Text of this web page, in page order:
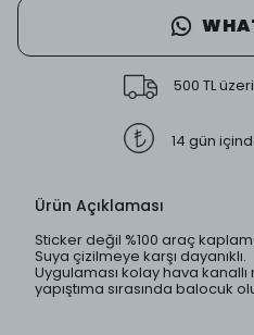
500 TL
14 gün
Ürün Açıklaması
Sticker değil %100 araç
Suya çizilmeye karşı dayanıklı.
Uygulaması kolay hava
yapıştıma sırasında balocuk